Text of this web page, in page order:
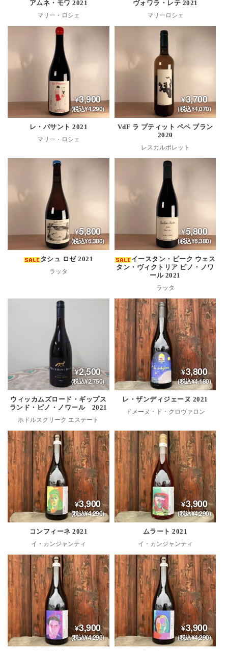
アムネ・モワ 2021
マリー・ロシェ
ヴォワラ・レテ 2021
マリーロシェ
3,900
(税込¥4,290)
レ・パサント 2021
マリー・ロシェ
3,700
(税込¥4,070)
VdF ラ プティット ペペ ブラン
2020
レスカルポレット
5,800
(税込¥6,380)
タシュ ロゼ 2021
ラッタ
5,800
(税込¥6,380)
イースタン・ピーク ウェス
タン・ヴィクトリア ピノ・ノワ
ール 2021
ラッタ
2,500
(税込¥2,750)
ウィッカムズロード・ギップス
ランド・ピノ・ノワール 2021
ホドルスクリーク エステート
3,800
(税込¥4,180)
レ・ザンディジェーヌ 2021
ドメーヌ・ド・クロヴァロン
3,900
(税込¥4,290)
コンフィーネ 2021
イ・カンジャンティ
3,900
(税込¥4,290)
ムラート 2021
イ・カンジャンティ
3,900
(税込¥4,290)
3,900
(税込¥4,290)